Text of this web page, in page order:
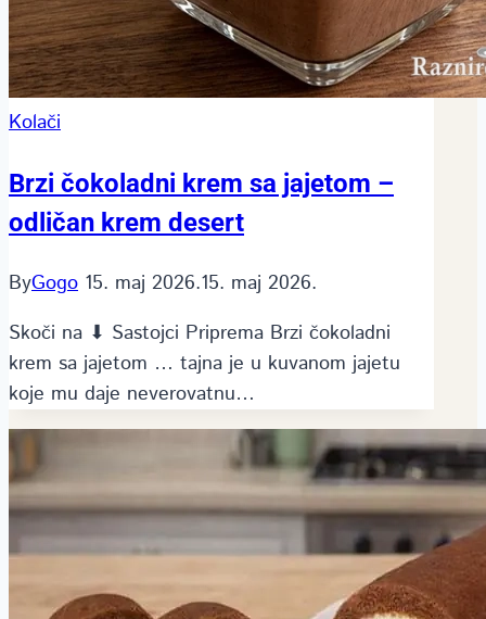
Kolači
Brzi čokoladni krem sa jajetom –
odličan krem desert
ByGogo 15. maj 2026.15. maj 2026.
Skoči na ⬇ Sastojci Priprema Brzi čokoladni
krem sa jajetom … tajna je u kuvanom jajetu
koje mu daje neverovatnu…